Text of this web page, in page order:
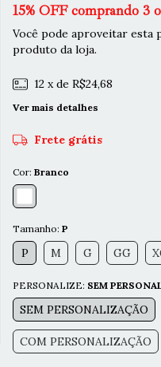
15% OFF comprando 3
Você pode aproveitar esta
produto da loja.
12 x de R$24,68
Ver mais detalhes
Frete grátis
Cor: Branco
Tamanho: P
P M G GG
PERSONALIZE: SEM
SEM PERSONALIZAÇÃO
COM PERSONALIZAÇÃO